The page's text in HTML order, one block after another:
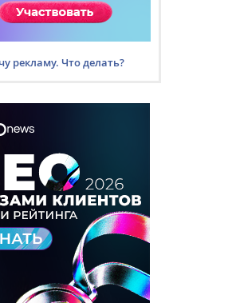
рекламу. Что делать?